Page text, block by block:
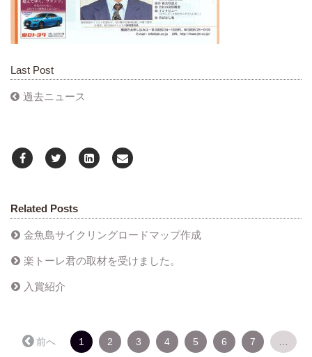
Last Post
過去ニュース
Related Posts
金魚島サイクリングロードマップ作成
楽トーレ君の取材を受けました。
入賞紹介
← 前へ 1
（こ
2 3 4 5 6 7